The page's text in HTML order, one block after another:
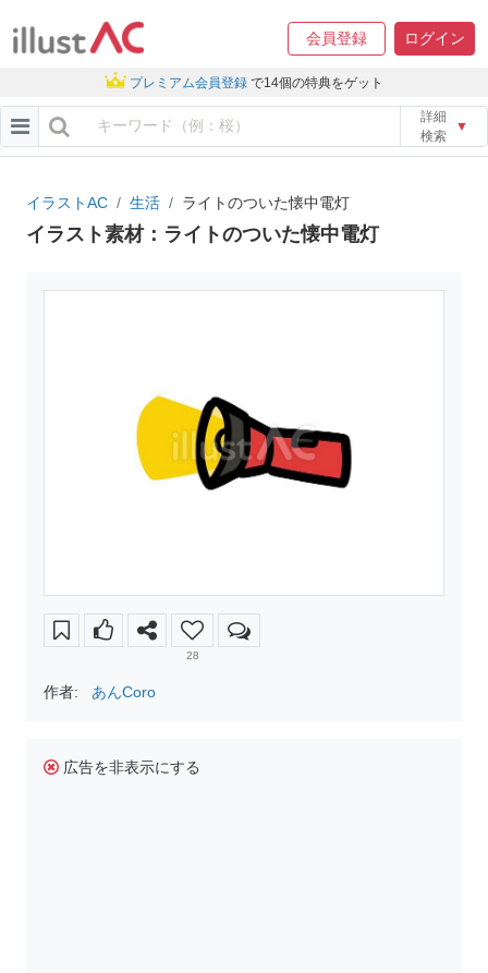
会員登録 ログイン
プレミアム会員登録 で14個の特典をゲット
詳細
検索
▼
イラストAC 生活 ライトのついた懐中電灯
イラスト素材：ライトのついた懐中電灯
28
作者: あんCoro
広告を非表示にする